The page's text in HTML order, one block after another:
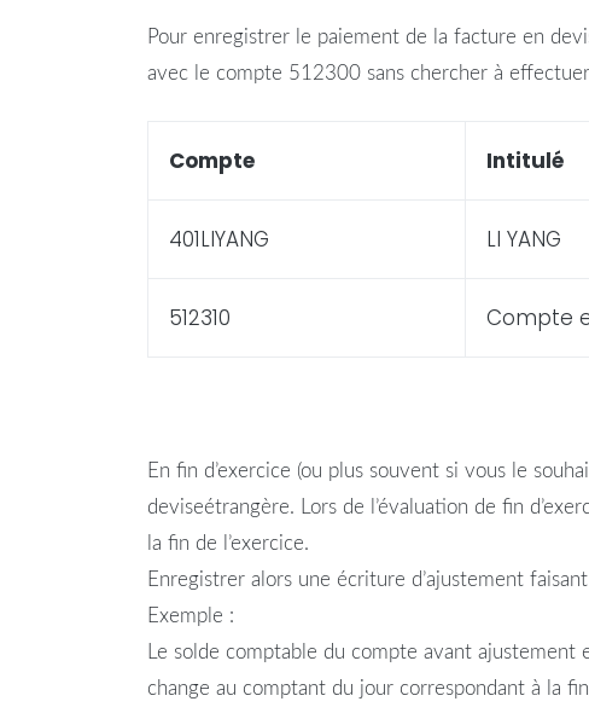
Pour enregistrer le paiement de la facture en
avec le compte 512300 sans chercher à
Compte Intitulé
401LIYANG LI YANG
512310 Compte
En fin d’exercice (ou plus souvent si vous le
deviseétrangère. Lors de l’évaluation de fin
la fin de l’exercice.
Enregistrer alors une écriture d’ajustement
Exemple :
Le solde comptable du compte avant ajustement
change au comptant du jour correspondant à la